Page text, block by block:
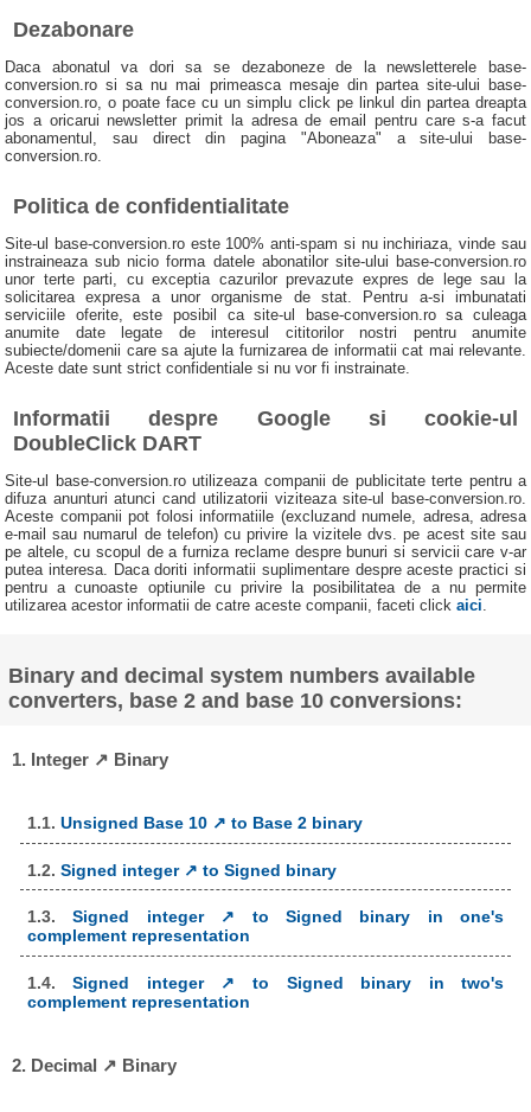
Dezabonare
Daca abonatul va dori sa se dezaboneze de la newsletterele base-
conversion.ro si sa nu mai primeasca mesaje din partea site-ului base-
conversion.ro, o poate face cu un simplu click pe linkul din partea dreapta
jos a oricarui newsletter primit la adresa de email pentru care s-a facut
abonamentul, sau direct din pagina "Aboneaza" a site-ului base-
conversion.ro.
Politica de confidentialitate
Site-ul base-conversion.ro este 100% anti-spam si nu inchiriaza, vinde sau
instraineaza sub nicio forma datele abonatilor site-ului base-conversion.ro
unor terte parti, cu exceptia cazurilor prevazute expres de lege sau la
solicitarea expresa a unor organisme de stat. Pentru a-si imbunatati
serviciile oferite, este posibil ca site-ul base-conversion.ro sa culeaga
anumite date legate de interesul cititorilor nostri pentru anumite
subiecte/domenii care sa ajute la furnizarea de informatii cat mai relevante.
Aceste date sunt strict confidentiale si nu vor fi instrainate.
Informatii despre Google si cookie-ul
DoubleClick DART
Site-ul base-conversion.ro utilizeaza companii de publicitate terte pentru a
difuza anunturi atunci cand utilizatorii viziteaza site-ul base-conversion.ro.
Aceste companii pot folosi informatiile (excluzand numele, adresa, adresa
e-mail sau numarul de telefon) cu privire la vizitele dvs. pe acest site sau
pe altele, cu scopul de a furniza reclame despre bunuri si servicii care v-ar
putea interesa. Daca doriti informatii suplimentare despre aceste practici si
pentru a cunoaste optiunile cu privire la posibilitatea de a nu permite
utilizarea acestor informatii de catre aceste companii, faceti click aici
Binary and decimal system numbers available
converters, base 2 and base 10 conversions:
1. Integer ↗ Binary
1.1. Unsigned Base 10 ↗ to Base 2 binary
1.2. Signed integer ↗ to Signed binary
1.3.Signed integer ↗ to Signed binary in one's
complement representation
1.4.Signed integer ↗ to Signed binary in two's
complement representation
2. Decimal ↗ Binary